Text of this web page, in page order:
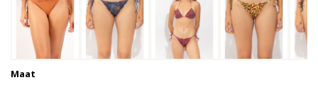
Maat